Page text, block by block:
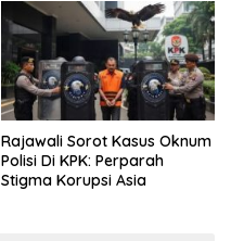
Rajawali Sorot Kasus Oknum
Polisi Di KPK: Perparah
Stigma Korupsi Asia